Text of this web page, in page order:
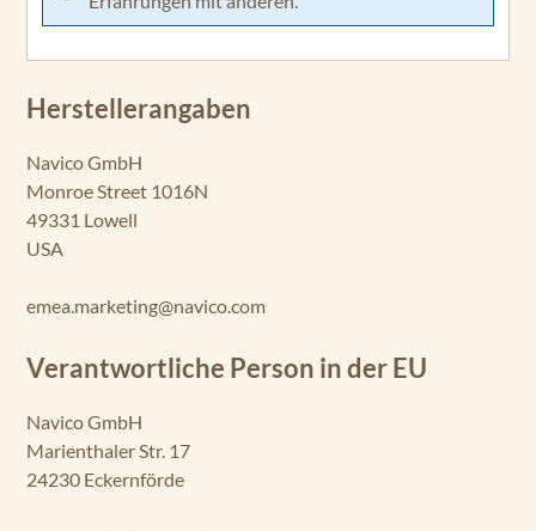
Herstellerangaben
Navico GmbH
Monroe Street 1016N
49331 Lowell
USA
emea.marketing@navico.com
Verantwortliche Person in der EU
Navico GmbH
Marienthaler Str. 17
24230 Eckernförde